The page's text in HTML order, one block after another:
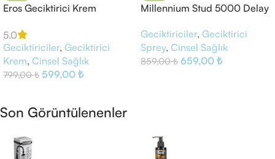
Eros Geciktirici Krem
5.0
Geciktiriciler, Geciktirici
Krem, Cinsel Sağlık
799,00₺ 599,00 ₺
Millennium Stud 5000 Delay
Geciktiriciler, Geciktirici
Sprey, Cinsel Sağlık
859,00₺ 659,00 ₺
Son Görüntülenenler